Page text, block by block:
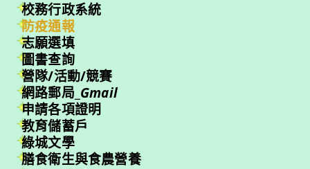
校務行政系統
防疫通報
志願選填
圖書查詢
營隊/活動/競賽
網路郵局_ Gmail
申請各項證明
教育儲蓄戶
綠城文學
膳食衛生與食農營養